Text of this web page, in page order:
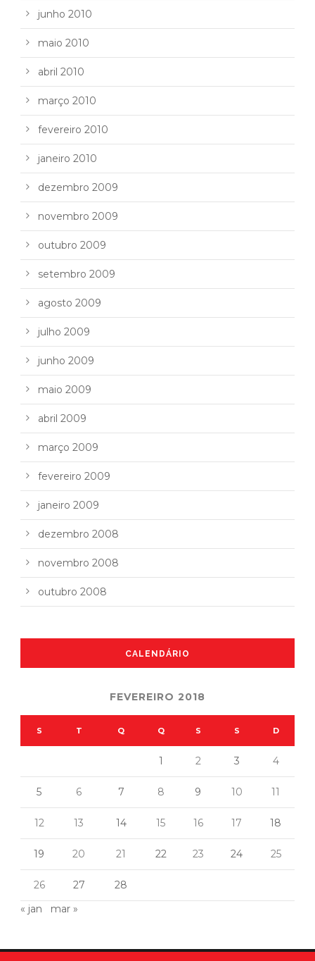
junho 2010
maio 2010
abril 2010
março 2010
fevereiro 2010
janeiro 2010
dezembro 2009
novembro 2009
outubro 2009
setembro 2009
agosto 2009
julho 2009
junho 2009
maio 2009
abril 2009
março 2009
fevereiro 2009
janeiro 2009
dezembro 2008
novembro 2008
outubro 2008
CALENDÁRIO
FEVEREIRO 2018
S T Q Q S S D
1 2 3 4
5 6 7 8 9 10 11
12 13 14 15 16 17 18
19 20 21 22 23 24 25
26 27
28
« jan
mar »